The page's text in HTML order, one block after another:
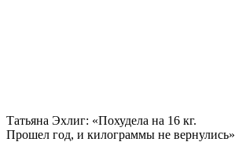
Татьяна Эхлиг: «Похудела на 16 кг.
Прошел год, и килограммы не вернулись»